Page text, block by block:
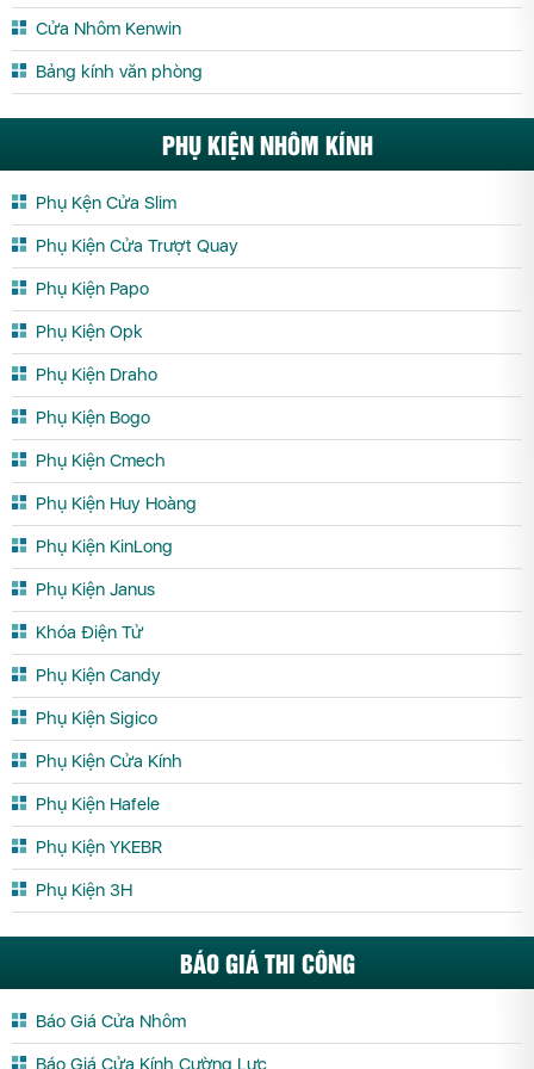
Cửa Nhôm Xingfa Yên Bái
Cửa Nhôm Kenwin
Bảng kính văn phòng
PHỤ KIỆN NHÔM KÍNH
Phụ Kện Cửa Slim
Phụ Kiện Cửa Trượt Quay
Phụ Kiện Papo
Phụ Kiện Opk
Phụ Kiện Draho
Phụ Kiện Bogo
Phụ Kiện Cmech
Phụ Kiện Huy Hoàng
Phụ Kiện KinLong
Phụ Kiện Janus
Khóa Điện Tử
Phụ Kiện Candy
Phụ Kiện Sigico
Phụ Kiện Cửa Kính
Phụ Kiện Hafele
Phụ Kiện YKEBR
Phụ Kiện 3H
BÁO GIÁ THI CÔNG
Báo Giá Cửa Nhôm
Báo Giá Cửa Kính Cường Lực